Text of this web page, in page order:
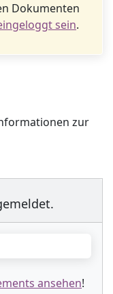
Dokumenten
sein.
zur
ansehen!